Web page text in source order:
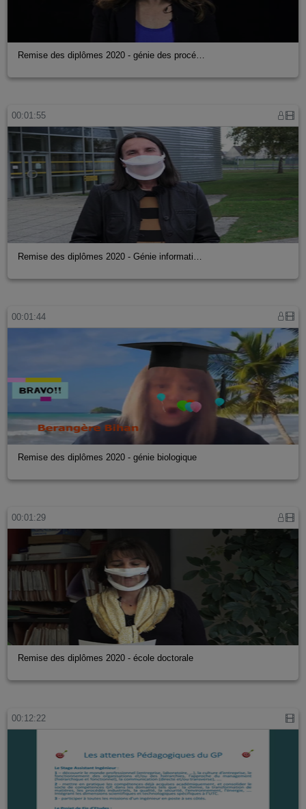
Remise des diplômes 2020 - génie des procé…
00:01:55
Remise des diplômes 2020 - Génie informati…
00:01:44
Remise des diplômes 2020 - génie biologique
00:01:29
Remise des diplômes 2020 - école doctorale
00:12:22